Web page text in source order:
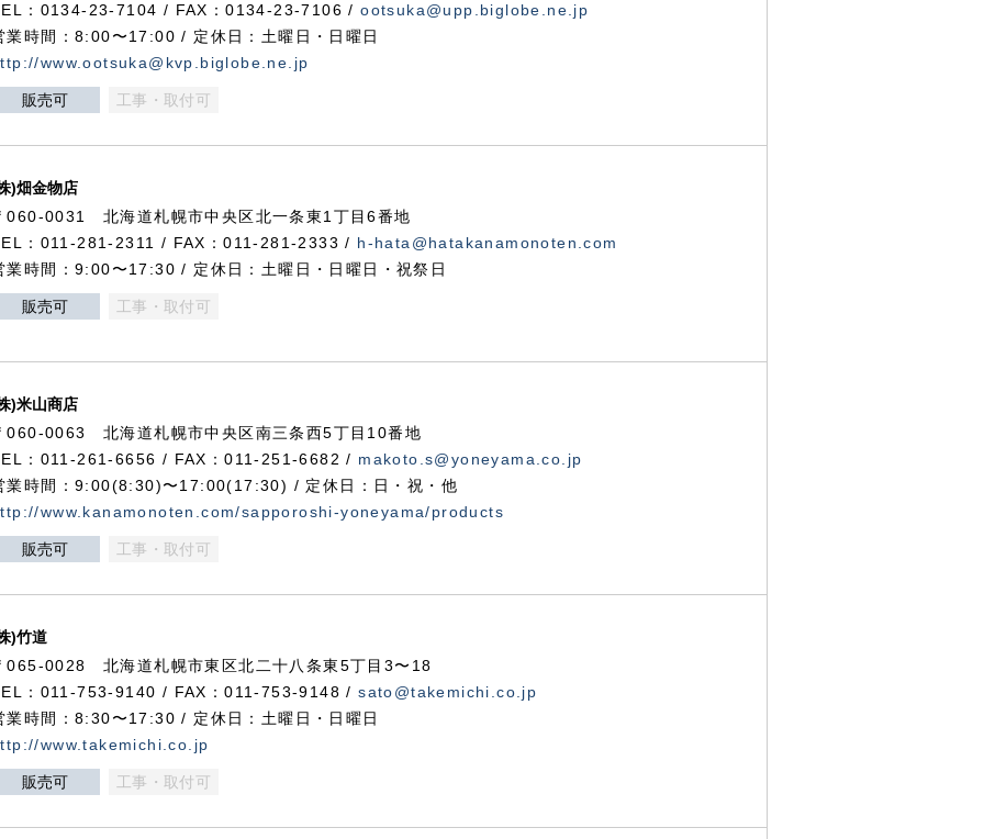
：0134-23-7104 / FAX：0134-23-7106 /ootsuka@upp.biglobe.ne.jp
業時間：8:00〜17:00 / 定休日：土曜日・日曜日
www.ootsuka@kvp.biglobe.ne.jp
販売可 工事・取付可
)畑金物店
060-0031 北海道札幌市中央区北一条東1丁目6番地
：011-281-2311 / FAX：011-281-2333 / h-hata@hatakanamonoten.com
業時間：9:00〜17:30 / 定休日：土曜日・日曜日・祝祭日
販売可 工事・取付可
)米山商店
060-0063 北海道札幌市中央区南三条西5丁目10番地
：011-261-6656 / FAX：011-251-6682 / makoto.s@yoneyama.co.jp
業時間：9:00(8:30)〜17:00(17:30) / 定休日：日・祝・他
www.kanamonoten.com/sapporoshi-yoneyama/products
販売可 工事・取付可
)竹道
065-0028 北海道札幌市東区北二十八条東5丁目3〜18
：011-753-9140 / FAX：011-753-9148 /sato@takemichi.co.jp
業時間：8:30〜17:30 / 定休日：土曜日・日曜日
www.takemichi.co.jp
販売可 工事・取付可